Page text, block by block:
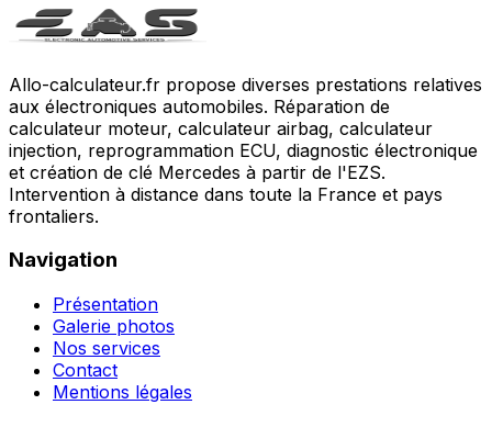
Allo-calculateur.fr propose diverses prestations relatives
aux électroniques automobiles. Réparation de
calculateur moteur, calculateur airbag, calculateur
injection, reprogrammation ECU, diagnostic électronique
et création de clé Mercedes à partir de l'EZS.
Intervention à distance dans toute la France et pays
frontaliers.
Navigation
Présentation
Galerie photos
Nos services
Contact
Mentions légales